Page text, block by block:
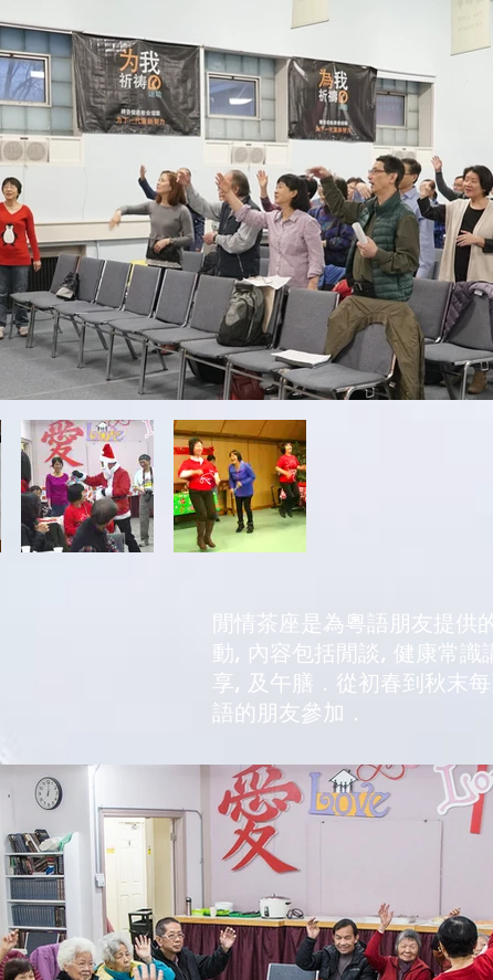
閒情茶座是為粵語朋友提供
動, 內容包括閒談, 健康常識
享, 及午膳．從初春到秋末
語的朋友參加．